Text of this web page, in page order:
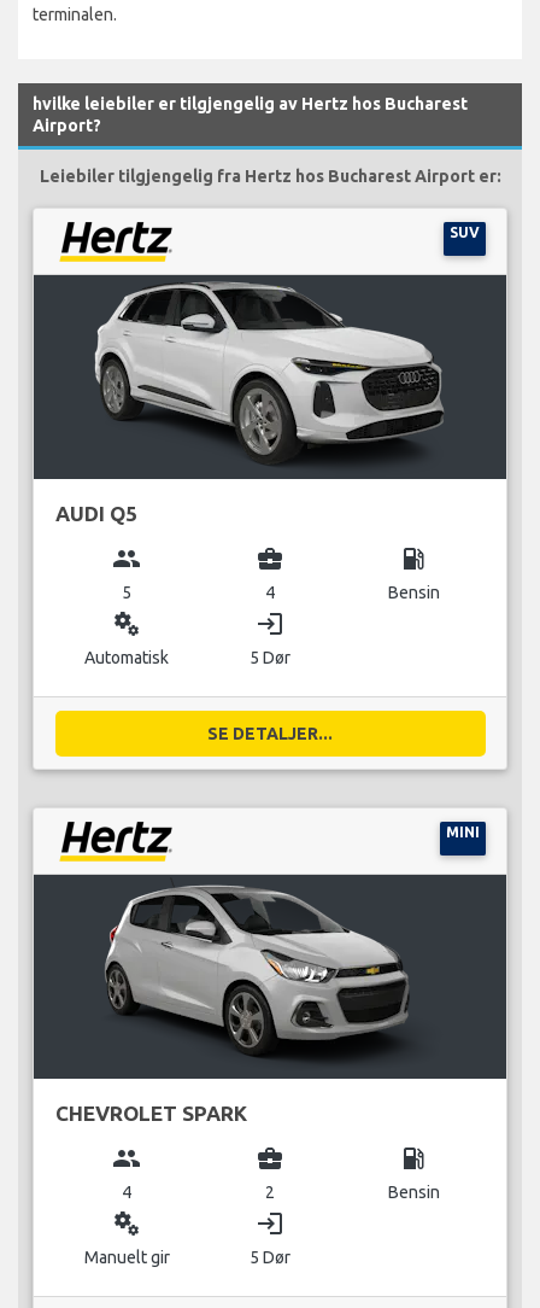
terminalen.
hvilke leiebiler er tilgjengelig av Hertz hos Bucharest
Airport?
Leiebiler tilgjengelig fra Hertz hos Bucharest Airport er:
SUV
AUDI Q5
group
5
business_center
4
local_gas_station
Bensin
miscellaneous_services
Automatisk
login
5 Dør
SE DETALJER...
MINI
CHEVROLET SPARK
group
4
business_center
2
local_gas_station
Bensin
miscellaneous_services
Manuelt gir
login
5 Dør